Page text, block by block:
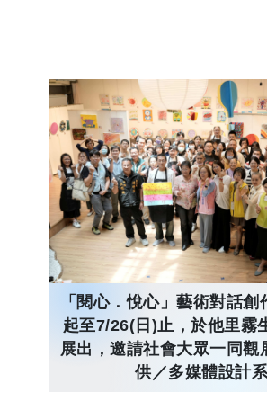
「閱心．悅心」藝術對話創
起至7/26(日)止，於他里霧
展出，邀請社會大眾一同觀
供／多媒體設計系